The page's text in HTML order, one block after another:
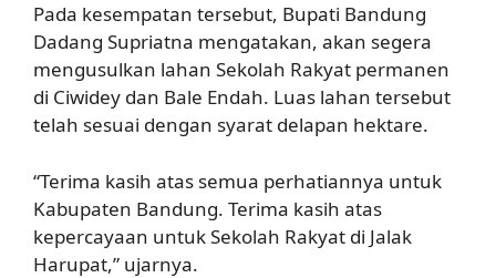
Pada kesempatan tersebut, Bupati Bandung
Dadang Supriatna mengatakan, akan segera
mengusulkan lahan Sekolah Rakyat permanen
di Ciwidey dan Bale Endah. Luas lahan tersebut
telah sesuai dengan syarat delapan hektare.
“Terima kasih atas semua perhatiannya untuk
Kabupaten Bandung. Terima kasih atas
kepercayaan untuk Sekolah Rakyat di Jalak
Harupat,” ujarnya.